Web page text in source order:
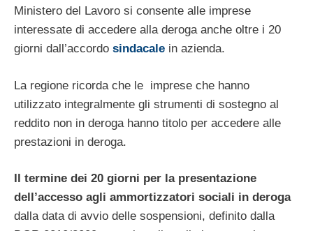
Ministero del Lavoro si consente alle imprese
interessate di accedere alla deroga anche oltre i 20
giorni dall’accordo sindacale in azienda.
La regione ricorda che le imprese che hanno
utilizzato integralmente gli strumenti di sostegno al
reddito non in deroga hanno titolo per accedere alle
prestazioni in deroga.
Il termine dei 20 giorni per la presentazione
dell’accesso agli ammortizzatori sociali in deroga
dalla data di avvio delle sospensioni, definito dalla